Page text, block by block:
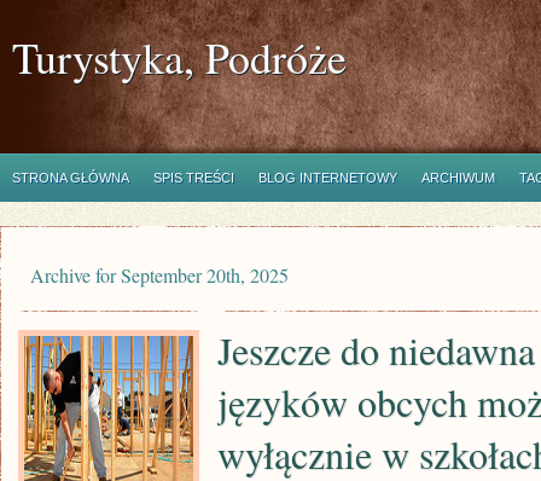
Turystyka, Podróże
STRONA GŁÓWNA SPIS TREŚCI BLOG INTERNETOWY ARCHIWUM
Archive for September 20th, 2025
Jeszcze do
języków obcych
wyłącznie w